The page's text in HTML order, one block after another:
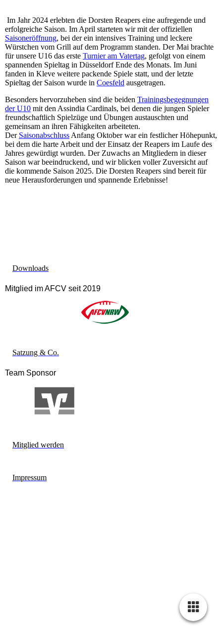
Im Jahr 2024 erlebten die Dorsten Reapers eine aufregende und
erfolgreiche Saison. Im April starteten wir mit der offiziellen
Saisoneröffnung, bei der ein intensives Training und leckere
Würstchen vom Grill auf dem Programm standen. Der Mai brachte
für unsere U16 das erste Turnier am Vatertag, gefolgt von einem
spannenden Spieltag in Düsseldorf Ende des Monats. Im Juni
fanden in Kleve weitere packende Spiele statt, und der letzte
Spieltag der Saison wurde in Coesfeld ausgetragen.
Besonders hervorzuheben sind die beiden Trainingsbegegnungen
der U10 mit den Assindia Cardinals, bei denen die jungen Spieler
freundschaftlich Spielzüge und Übungen austauschten und
gemeinsam an ihren Fähigkeiten arbeiteten.
Der SaisonabschlussAnfang Oktober war ein festlicher Höhepunkt,
bei dem die harte Arbeit und der Einsatz der Reapers im Laufe des
Jahres gewürdigt wurden. Der Zuwachs an Mitgliedern in dieser
Saison war beeindruckend, und wir blicken voller Zuversicht auf
die kommende Saison 2025. Die Dorsten Reapers sind bereit für
neue Herausforderungen und spannende Erlebnisse!
Downloads
Mitglied im AFCV seit 2019
Satzung & Co.
Team Sponsor
Mitglied werden
Impressum